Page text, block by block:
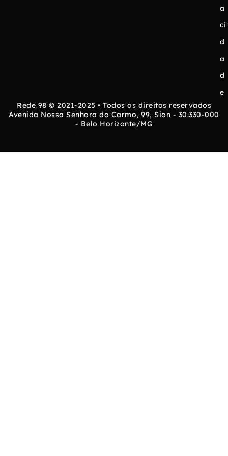
a
ci
d
a
d
e
Rede 98 © 2021-2025 • Todos os direitos reservados
Avenida Nossa Senhora do Carmo, 99, Sion - 30.330-000
- Belo Horizonte/MG